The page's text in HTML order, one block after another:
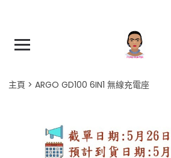
主頁 ARGO GD100 6IN1 無線充電座